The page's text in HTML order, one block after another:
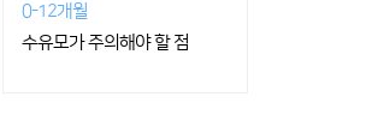
0-12개월
수유모가 주의해야 할 점